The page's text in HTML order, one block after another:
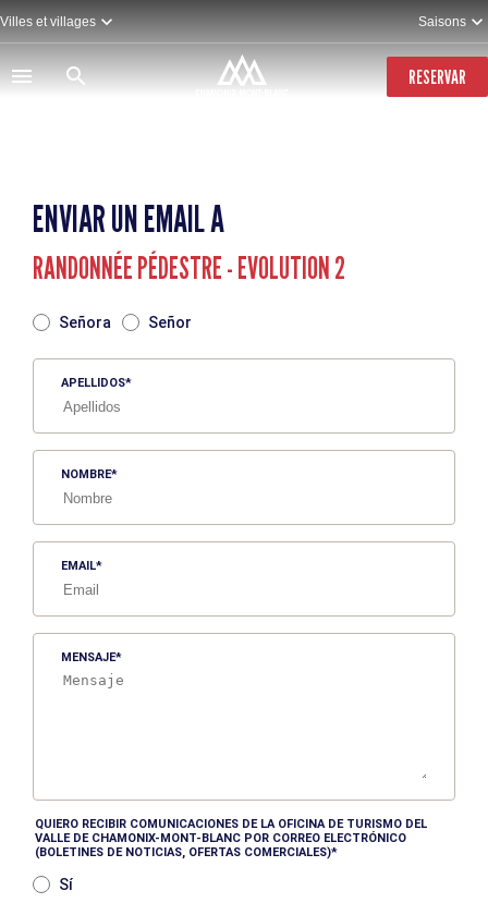
Pasar
al
contenido
principal
Villes et villages Saisons
RESERVAR
ENVIAR UN EMAIL A
RANDONNÉE PÉDESTRE - EVOLUTION 2
Señora Señor
APELLIDOS
NOMBRE
EMAIL
MENSAJE
QUIERO RECIBIR COMUNICACIONES DE LA OFICINA DE TURISMO DEL
VALLE DE CHAMONIX-MONT-BLANC POR CORREO ELECTRÓNICO
(BOLETINES DE NOTICIAS, OFERTAS COMERCIALES)
Sí